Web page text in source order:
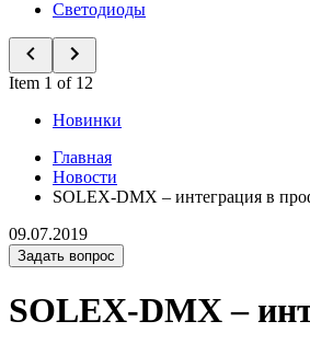
Светодиоды
Item 1 of 12
Новинки
Главная
Новости
SOLEX-DMX – интеграция в
09.07.2019
Задать вопрос
SOLEX-DMX –